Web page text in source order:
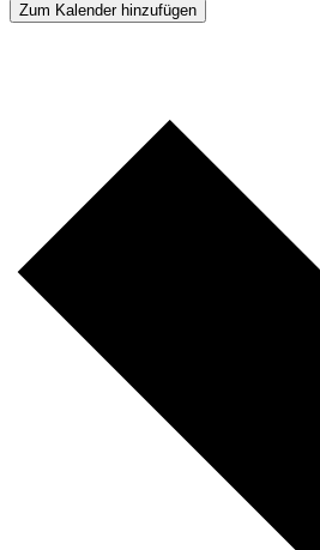
Zum Kalender hinzufügen